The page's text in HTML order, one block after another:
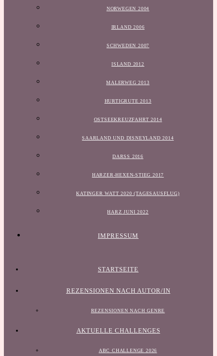
NORWEGEN 2004
IRLAND 2006
SCHWEDEN 2007
ISLAND 2012
MALERWEG 2013
HURTIGRUTE 2013
OSTSEEKREUZFAHRT 2014
SAARLAND UND DISNEYLAND 2014
DARSS 2016
HARZER-HEXEN-STIEG 2017
KATINGER WATT 2020 (TAGESAUSFLUG)
HARZ JUNI 2022
IMPRESSUM
STARTSEITE
REZENSIONEN NACH AUTOR/IN
REZENSIONEN NACH GENRE
AKTUELLE CHALLENGES
ABC CHALLENGE 2026